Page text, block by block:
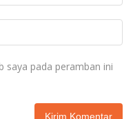
saya pada peramban ini